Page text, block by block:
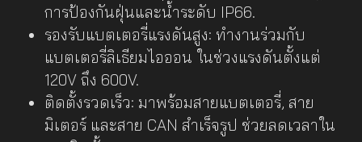
การป้องกันฝุ่นและน้ำระดับ IP66.
รองรับแบตเตอรี่แรงดันสูง: ทำงานร่วมกับ
แบตเตอรี่ลิเธียมไอออน ในช่วงแรงดันตั้งแต่
120V ถึง 600V.
ติดตั้งรวดเร็ว: มาพร้อมสายแบตเตอรี่, สาย
มิเตอร์ และสาย CAN สำเร็จรูป ช่วยลดเวลาใน